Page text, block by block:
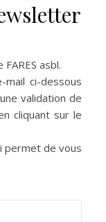
FARES asbl.
ci-dessous
validation de
cliquant sur le
permet de vous